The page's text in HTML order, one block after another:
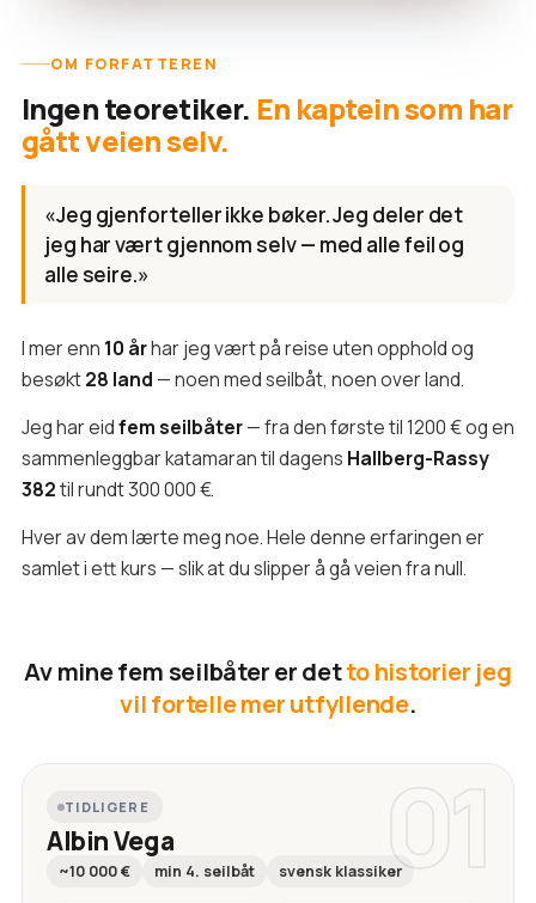
OM FORFATTEREN
Ingen teoretiker. En kaptein som har
gått veien selv.
«Jeg gjenforteller ikke bøker. Jeg deler det
jeg har vært gjennom selv — med alle feil og
alle seire.»
I mer enn 10 århar jeg vært på reise uten opphold og
besøkt28 land — noen med seilbåt, noen over land.
Jeg har eidfem seilbåter— fra den første til 1200 € og en
sammenleggbar katamaran til dagens Hallberg-Rassy
382til rundt 300 000 €.
Hver av dem lærte meg noe. Hele denne erfaringen er
samlet i ett kurs — slik at du slipper å gå veien fra null.
Av mine fem seilbåter er detto historier jeg
vil fortelle mer utfyllende.
01
TIDLIGERE
Albin Vega
~10 000 € min 4. seilbåt svensk klassiker